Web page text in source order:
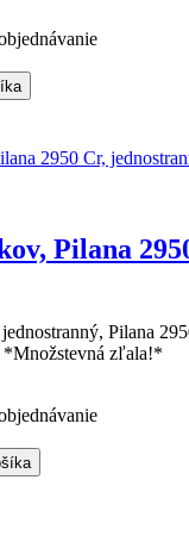
Pilana
Pilana
*Množstevná zľala!*